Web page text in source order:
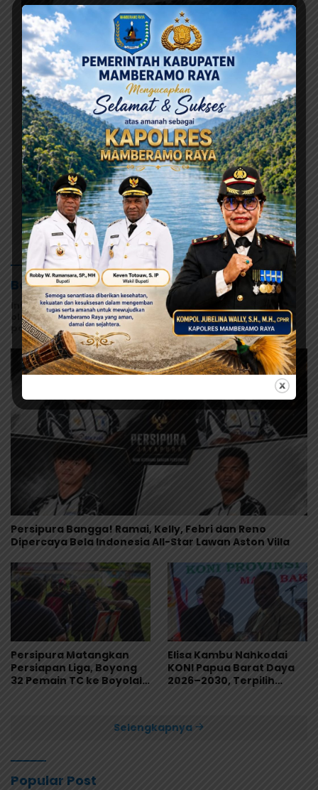
Agustus 6, 2026
Terima Pokok Pikiran MRP, Tonny Tesar Janji
Kawal Kepastian Anggaran Lembaga
Agustus 6, 2026
Yohanes Raubaba Bantah
Tudingan Bupati Yapen, Ingatkan
Pemimpin Fokus Urus Kepentingan
Rakyat
Agustus 5, 2026
DPR Papua Desak Investigasi
Tuntas Kasus Dugaan Keracunan
MBG di Jayapura
Selengkapnya
Berita Olahraga
Ini contoh widget dengan style gallery pada kategori
olahraga, anda bisa mengaturnya pada widget recent
post wpberita.
Persipura Bangga! Ramai, Kelly, Febri dan Reno
Dipercaya Bela Indonesia All-Star Lawan Aston Villa
Persipura Matangkan
Persiapan Liga, Boyong
32 Pemain TC ke Boyolali
Elisa Kambu Nahkodai
KONI Papua Barat Daya
2026–2030, Terpilih
Selengkapnya
Popular Post